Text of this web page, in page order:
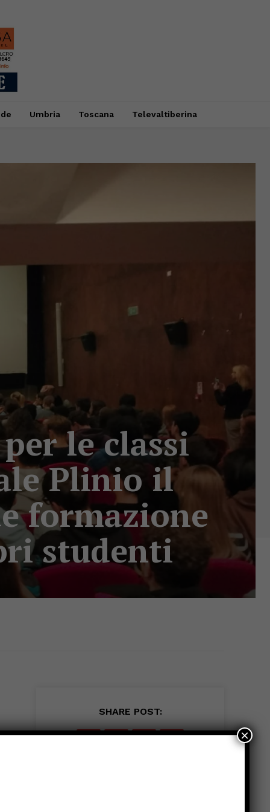
Umbria Toscana Televaltiberina
le classi
Plinio il
formazione
studenti
SHARE POST:
×